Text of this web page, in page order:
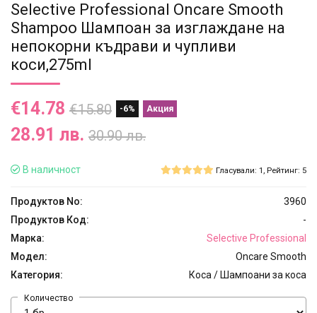
Selective Professional Oncare Smooth
Shampoo Шампоан за изглаждане на
непокорни къдрави и чупливи
коси,275ml
€14.78 €15.80 -6% Акция
28.91 лв. 30.90 лв.
В наличност Гласували: 1, Рейтинг: 5
Продуктов No:
3960
Продуктов Код:
-
Марка:
Selective Professional
Модел:
Oncare Smooth
Категория:
Коса / Шампоани за коса
Количество